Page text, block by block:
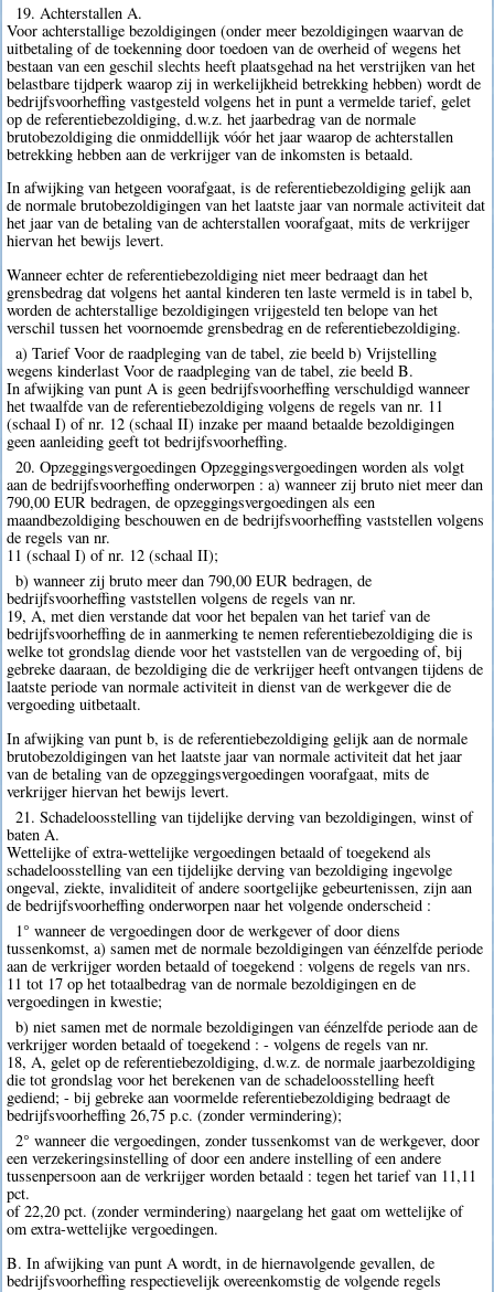
19. Achterstallen A.
Voor achterstallige bezoldigingen (onder meer bezoldigingen waarvan de
uitbetaling of de toekenning door toedoen van de overheid of wegens het
bestaan van een geschil slechts heeft plaatsgehad na het verstrijken van het
belastbare tijdperk waarop zij in werkelijkheid betrekking hebben) wordt de
bedrijfsvoorheffing vastgesteld volgens het in punt a vermelde tarief, gelet
op de referentiebezoldiging, d.w.z. het jaarbedrag van de normale
brutobezoldiging die onmiddellijk vóór het jaar waarop de achterstallen
betrekking hebben aan de verkrijger van de inkomsten is betaald.
In afwijking van hetgeen voorafgaat, is de referentiebezoldiging gelijk aan
de normale brutobezoldigingen van het laatste jaar van normale activiteit dat
het jaar van de betaling van de achterstallen voorafgaat, mits de verkrijger
hiervan het bewijs levert.
Wanneer echter de referentiebezoldiging niet meer bedraagt dan het
grensbedrag dat volgens het aantal kinderen ten laste vermeld is in tabel b,
worden de achterstallige bezoldigingen vrijgesteld ten belope van het
verschil tussen het voornoemde grensbedrag en de referentiebezoldiging.
a) Tarief Voor de raadpleging van de tabel, zie beeld b) Vrijstelling
wegens kinderlast Voor de raadpleging van de tabel, zie beeld B.
In afwijking van punt A is geen bedrijfsvoorheffing verschuldigd wanneer
het twaalfde van de referentiebezoldiging volgens de regels van nr. 11
(schaal I) of nr. 12 (schaal II) inzake per maand betaalde bezoldigingen
geen aanleiding geeft tot bedrijfsvoorheffing.
20. Opzeggingsvergoedingen Opzeggingsvergoedingen worden als volgt
aan de bedrijfsvoorheffing onderworpen : a) wanneer zij bruto niet meer dan
790,00 EUR bedragen, de opzeggingsvergoedingen als een
maandbezoldiging beschouwen en de bedrijfsvoorheffing vaststellen volgens
de regels van nr.
11 (schaal I) of nr. 12 (schaal II);
b) wanneer zij bruto meer dan 790,00 EUR bedragen, de
bedrijfsvoorheffing vaststellen volgens de regels van nr.
19, A, met dien verstande dat voor het bepalen van het tarief van de
bedrijfsvoorheffing de in aanmerking te nemen referentiebezoldiging die is
welke tot grondslag diende voor het vaststellen van de vergoeding of, bij
gebreke daaraan, de bezoldiging die de verkrijger heeft ontvangen tijdens de
laatste periode van normale activiteit in dienst van de werkgever die de
vergoeding uitbetaalt.
In afwijking van punt b, is de referentiebezoldiging gelijk aan de normale
brutobezoldigingen van het laatste jaar van normale activiteit dat het jaar
van de betaling van de opzeggingsvergoedingen voorafgaat, mits de
verkrijger hiervan het bewijs levert.
21. Schadeloosstelling van tijdelijke derving van bezoldigingen, winst of
baten A.
Wettelijke of extra-wettelijke vergoedingen betaald of toegekend als
schadeloosstelling van een tijdelijke derving van bezoldiging ingevolge
ongeval, ziekte, invaliditeit of andere soortgelijke gebeurtenissen, zijn aan
de bedrijfsvoorheffing onderworpen naar het volgende onderscheid :
1° wanneer de vergoedingen door de werkgever of door diens
tussenkomst, a) samen met de normale bezoldigingen van éénzelfde periode
aan de verkrijger worden betaald of toegekend : volgens de regels van nrs.
11 tot 17 op het totaalbedrag van de normale bezoldigingen en de
vergoedingen in kwestie;
b) niet samen met de normale bezoldigingen van éénzelfde periode aan de
verkrijger worden betaald of toegekend : - volgens de regels van nr.
18, A, gelet op de referentiebezoldiging, d.w.z. de normale jaarbezoldiging
die tot grondslag voor het berekenen van de schadeloosstelling heeft
gediend; - bij gebreke aan voormelde referentiebezoldiging bedraagt de
bedrijfsvoorheffing 26,75 p.c. (zonder vermindering);
2° wanneer die vergoedingen, zonder tussenkomst van de werkgever, door
een verzekeringsinstelling of door een andere instelling of een andere
tussenpersoon aan de verkrijger worden betaald : tegen het tarief van 11,11
pct.
of 22,20 pct. (zonder vermindering) naargelang het gaat om wettelijke of
om extra-wettelijke vergoedingen.
B. In afwijking van punt A wordt, in de hiernavolgende gevallen, de
bedrijfsvoorheffing respectievelijk overeenkomstig de volgende regels